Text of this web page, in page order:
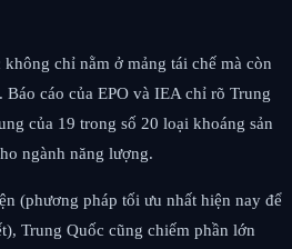
chỉ nằm ở mảng tái chế mà còn
cáo của EPO và IEA chỉ rõ Trung
của 19 trong số 20 loại khoáng sản
ngành năng lượng.
(phương pháp tối ưu nhất hiện nay để
Trung Quốc cũng chiếm phần lớn